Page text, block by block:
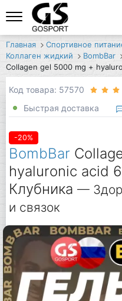
Главная Спортивное
Коллаген жидкий
BombBar
Collagen gel 5000 mg +
Код товара: 57570
Быстрая доставка
-20%
BombBar
hyaluronic acid
Клубника —
и связок